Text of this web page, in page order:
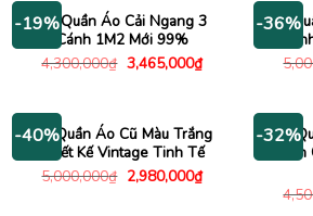
6,300,000₫.
-19%Tủ Quần Áo Cải Ngang 3
Cánh 1M2 Mới 99%
4,300,000₫ Giá
gốc
3,465,000₫Giá
hiện
3,465,000₫.
-36%
Tủ
-40%
Tủ Quần Áo Cũ Màu Trắng
Thiết Kế Vintage Tinh Tế
5,000,000₫ Giá
gốc
2,980,000₫Giá
hiện
-32%
Tủ